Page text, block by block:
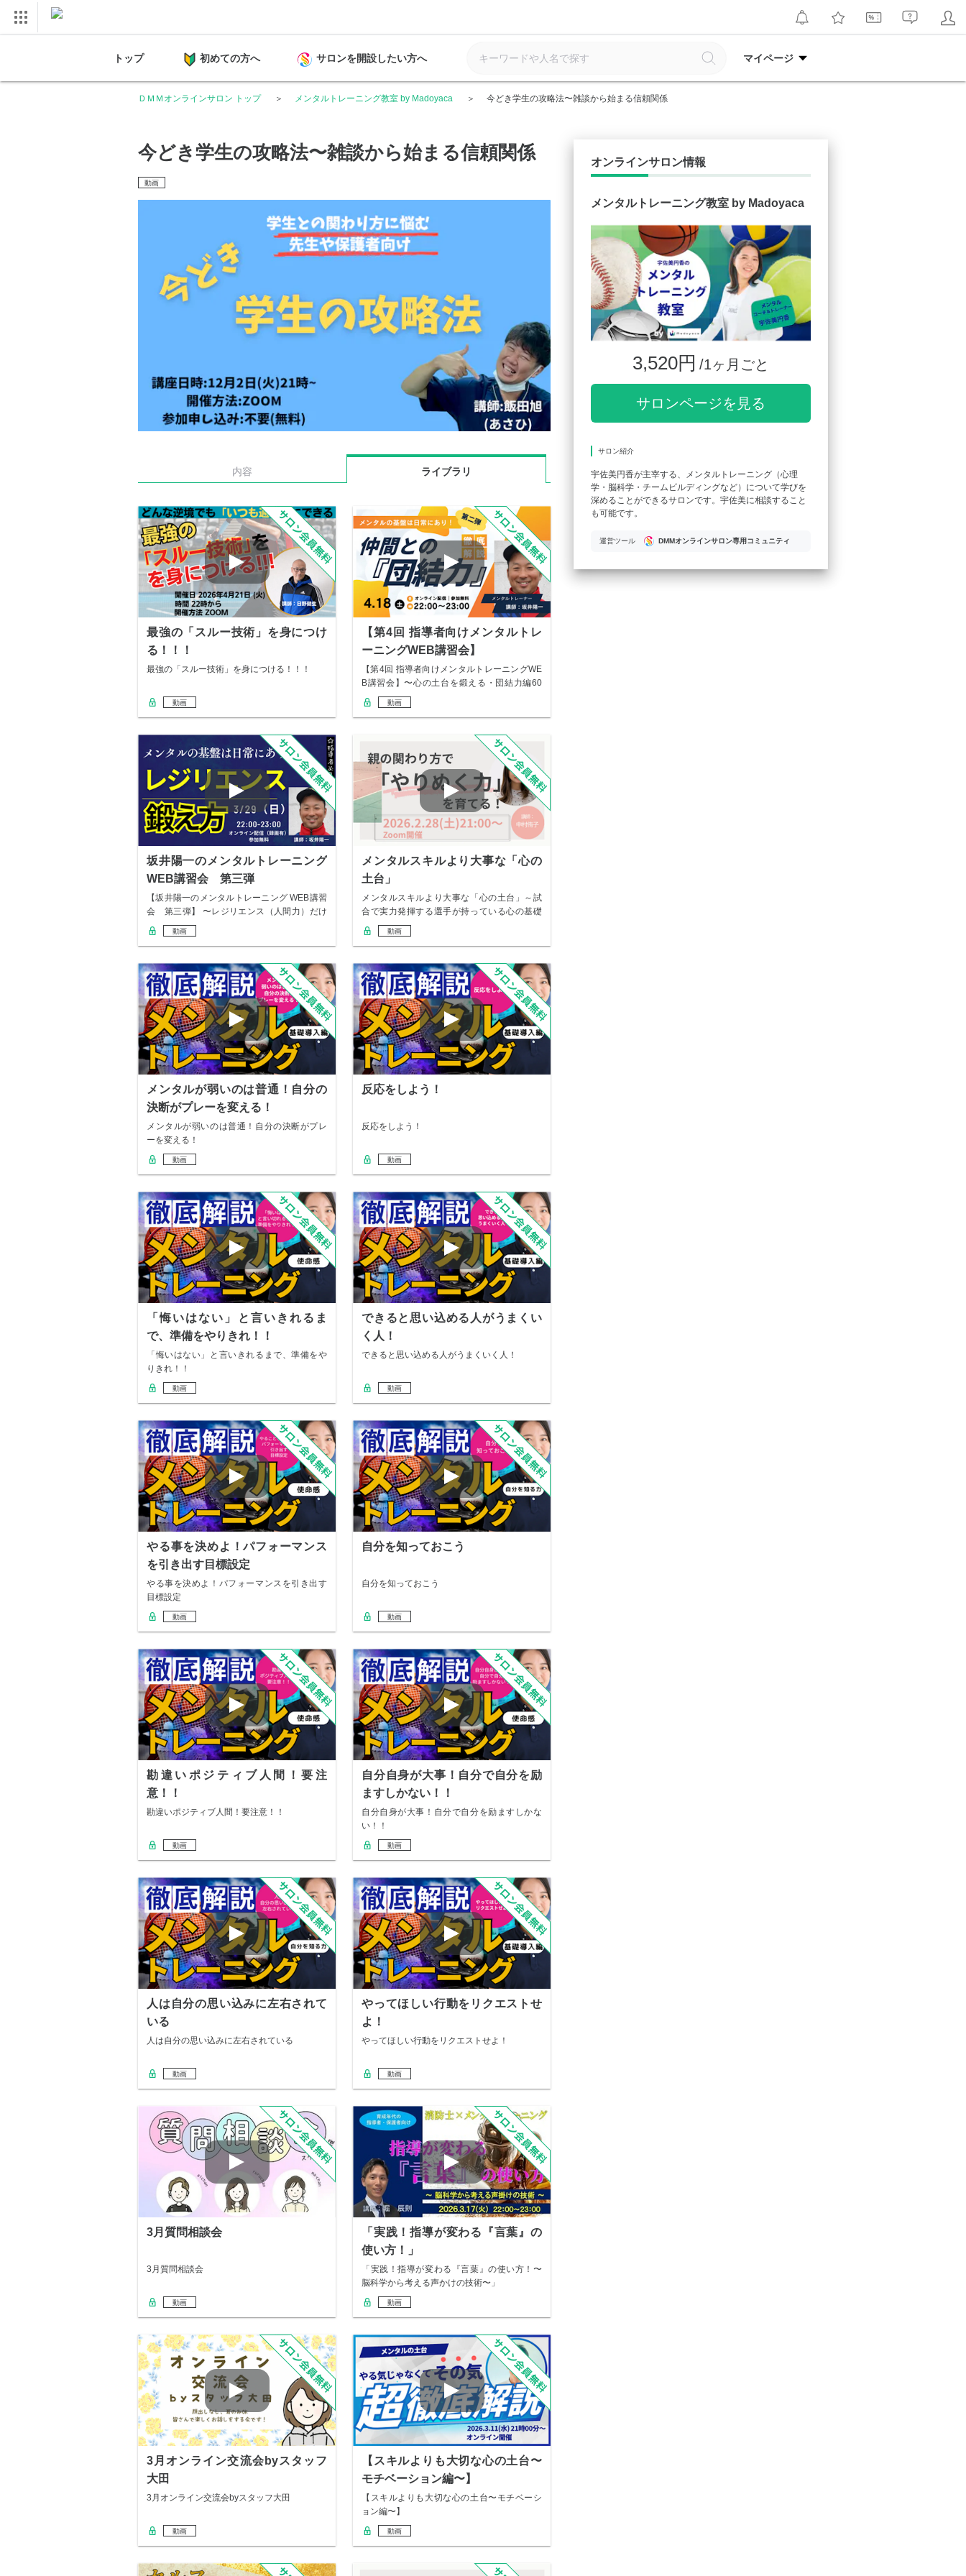
トップ 初めての方へ サロンを開設したい方へ マイページ
ＤＭＭオンラインサロン トップ メンタルトレーニング教室 by Madoyaca 今どき学生の攻略法〜雑談から始まる信頼関係
今どき学生の攻略法〜雑談から始まる信頼関係
動画
内容 ライブラリ
最強の「スルー技術」を身につけ
る！！！
最強の「スルー技術」を身につける！！！
動画
【第4回 指導者向けメンタルトレ
ーニングWEB講習会】
【第4回 指導者向けメンタルトレーニングWE
B講習会】〜心の土台を鍛える・団結力編60
分〜…
動画
坂井陽一のメンタルトレーニング
WEB講習会 第三弾
【坂井陽一のメンタルトレーニング WEB講習
会 第三弾】 〜レジリエンス（人間力）だけ
を詰…
動画
メンタルスキルより大事な「心の
土台」
メンタルスキルより大事な「心の土台」～試
合で実力発揮する選手が持っている心の基礎
～
動画
メンタルが弱いのは普通！自分の
決断がプレーを変える！
メンタルが弱いのは普通！自分の決断がプレ
ーを変える！
動画
反応をしよう！
反応をしよう！
動画
「悔いはない」と言いきれるま
で、準備をやりきれ！！
「悔いはない」と言いきれるまで、準備をや
りきれ！！
動画
できると思い込める人がうまくい
く人！
できると思い込める人がうまくいく人！
動画
やる事を決めよ！パフォーマンス
を引き出す目標設定
やる事を決めよ！パフォーマンスを引き出す
目標設定
動画
自分を知っておこう
自分を知っておこう
動画
勘違いポジティブ人間！要注
意！！
勘違いポジティブ人間！要注意！！
動画
自分自身が大事！自分で自分を励
ますしかない！！
自分自身が大事！自分で自分を励ますしかな
い！！
動画
人は自分の思い込みに左右されて
いる
人は自分の思い込みに左右されている
動画
やってほしい行動をリクエストせ
よ！
やってほしい行動をリクエストせよ！
動画
3月質問相談会
3月質問相談会
動画
「実践！指導が変わる『言葉』の
使い方！」
「実践！指導が変わる『言葉』の使い方！〜
脳科学から考える声かけの技術〜」
動画
3月オンライン交流会byスタッフ
大田
3月オンライン交流会byスタッフ大田
動画
【スキルよりも大切な心の土台〜
モチベーション編〜】
【スキルよりも大切な心の土台〜モチベーシ
ョン編〜】
動画
オンラインサロン情報
メンタルトレーニング教室 by Madoyaca
3,520円 /1ヶ月ごと
サロンページを見る
サロン紹介
宇佐美円香が主宰する、メンタルトレーニング（心理
学・脳科学・チームビルディングなど）について学びを
深めることができるサロンです。宇佐美に相談すること
も可能です。
運営ツール DMMオンラインサロン専用コミュニティ